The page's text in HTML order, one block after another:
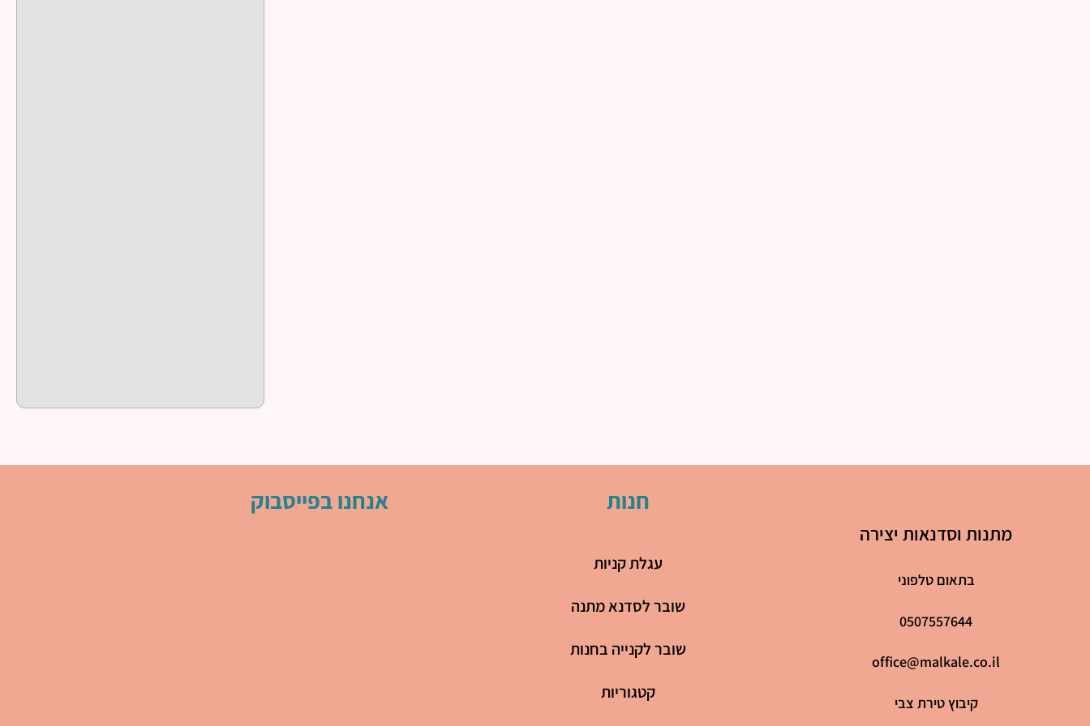
מתנות וסדנאות יצירה
בתאום טלפוני
0507557644
office@malkale.co.il
קיבוץ טירת צבי
חנות
עגלת קניות
שובר לסדנא מתנה
שובר לקנייה בחנות
קטגוריות
אנחנו בפייסבוק